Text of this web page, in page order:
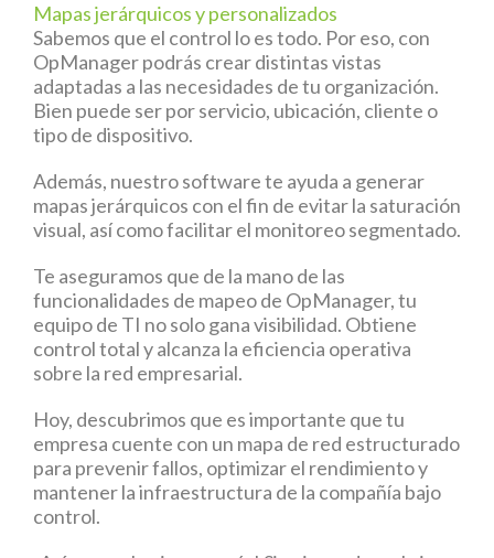
Mapas jerárquicos y personalizados
Sabemos que el control lo es todo. Por eso, con
OpManager podrás crear distintas vistas
adaptadas a las necesidades de tu organización.
Bien puede ser por servicio, ubicación, cliente o
tipo de dispositivo.
Además, nuestro software te ayuda a generar
mapas jerárquicos con el fin de evitar la saturación
visual, así como facilitar el monitoreo segmentado.
Te aseguramos que de la mano de las
funcionalidades de mapeo de OpManager, tu
equipo de TI no solo gana visibilidad. Obtiene
control total y alcanza la eficiencia operativa
sobre la red empresarial.
Hoy, descubrimos que es importante que tu
empresa cuente con un mapa de red estructurado
para prevenir fallos, optimizar el rendimiento y
mantener la infraestructura de la compañía bajo
control.